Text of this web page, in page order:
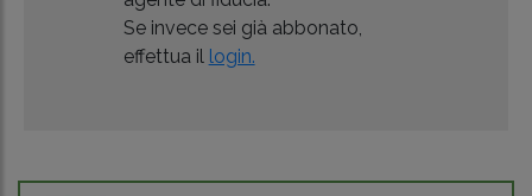
Se invece sei già abbonato,
effettua il login.